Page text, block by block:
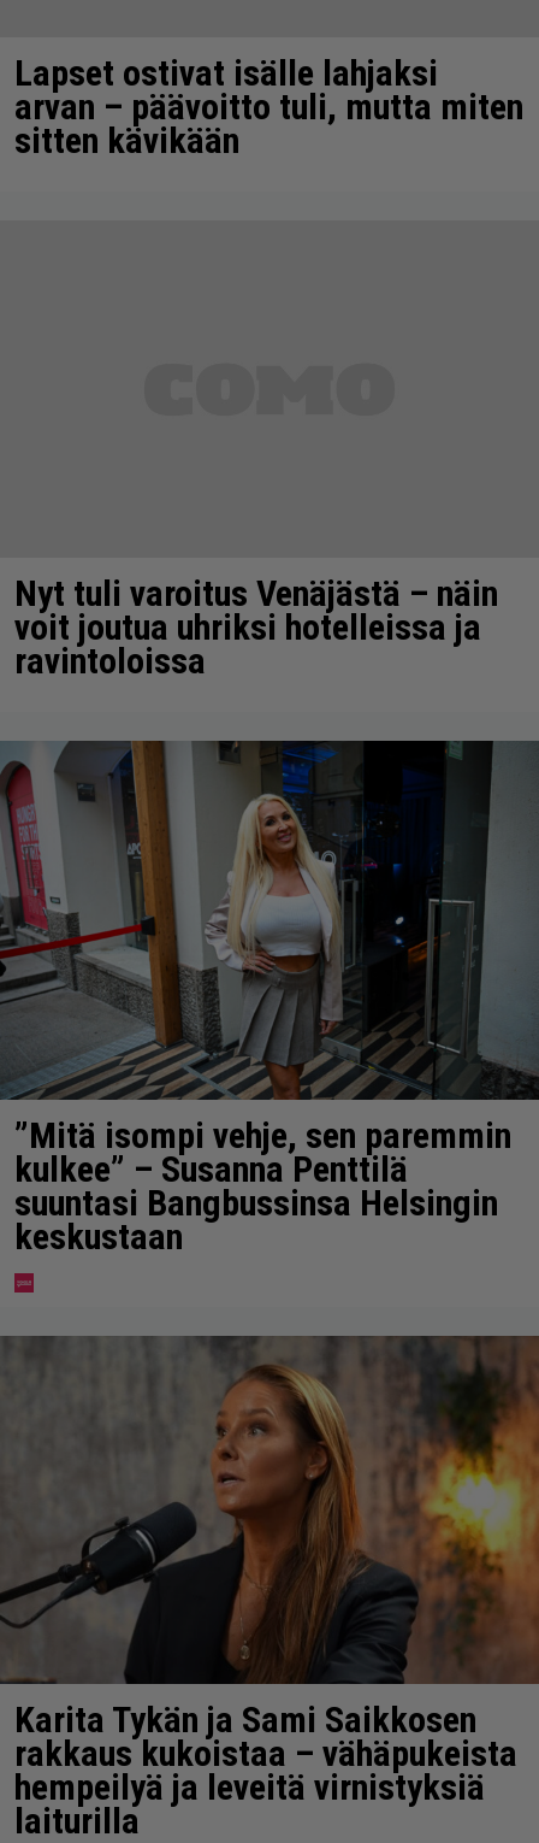
Lapset ostivat isälle lahjaksi
arvan – päävoitto tuli, mutta miten
sitten kävikään
Nyt tuli varoitus Venäjästä – näin
voit joutua uhriksi hotelleissa ja
ravintoloissa
”Mitä isompi vehje, sen paremmin
kulkee” – Susanna Penttilä
suuntasi Bangbussinsa Helsingin
keskustaan
Karita Tykän ja Sami Saikkosen
rakkaus kukoistaa – vähäpukeista
hempeilyä ja leveitä virnistyksiä
laiturilla